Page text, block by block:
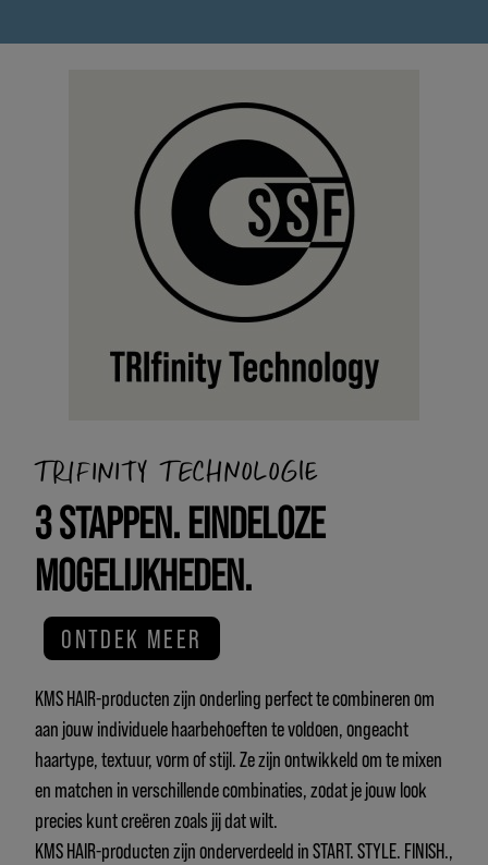
TRIFINITY TECHNOLOGIE
3 STAPPEN. EINDELOZE
MOGELIJKHEDEN.
ONTDEK MEER
KMS HAIR-producten zijn onderling perfect te combineren om
aan jouw individuele haarbehoeften te voldoen, ongeacht
haartype, textuur, vorm of stijl. Ze zijn ontwikkeld om te mixen
en matchen in verschillende combinaties, zodat je jouw look
precies kunt creëren zoals jij dat wilt.
KMS HAIR-producten zijn onderverdeeld in START. STYLE. FINISH.,